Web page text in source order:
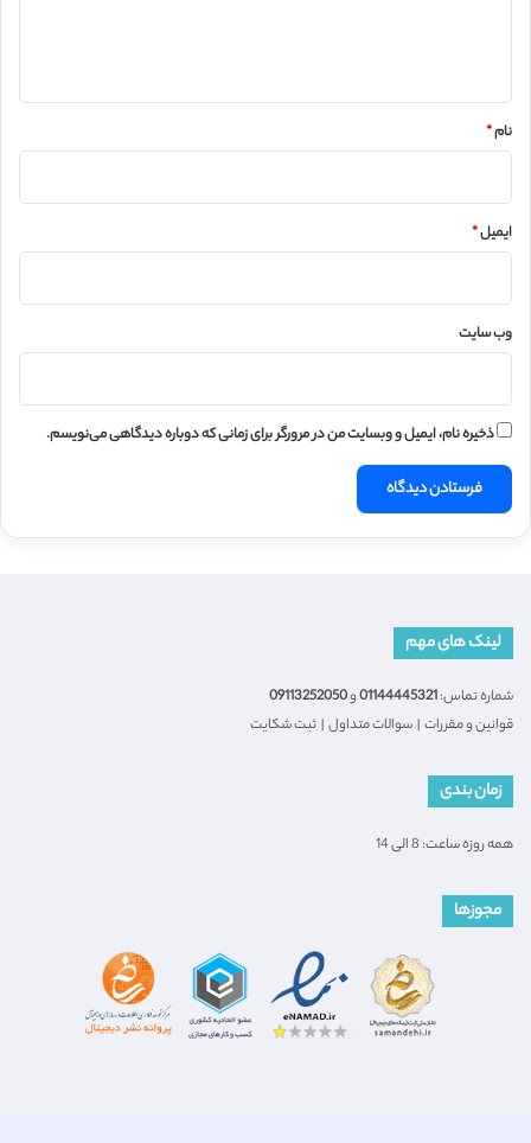
نام*
ایمیل*
وب‌ سایت
ذخیره نام، ایمیل و وبسایت من در مرورگر برای زمانی که دوباره دیدگاهی می‌نویسم.
لینک های مهم
شماره تماس:01144445321و09113252050
قوانین و مقررات | سوالات متداول | ثبت شکایت
زمان بندی
همه روزه ساعت: 8 الی 14
مجوزها